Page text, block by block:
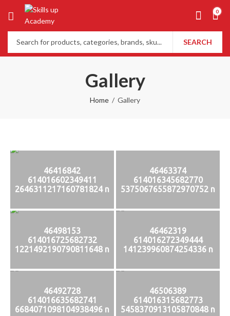
0
SEARCH
Gallery
Home Gallery
46416842
614016602349411
2646311217160781824 n
46463374
614016345682770
5375067655872970752 n
46498153
614016725682732
1221492190790811648 n
46462319
614016272349444
141239960874254336 n
46492728
614016635682741
6684071098104938496 n
46506389
614016315682773
5458370913105870848 n